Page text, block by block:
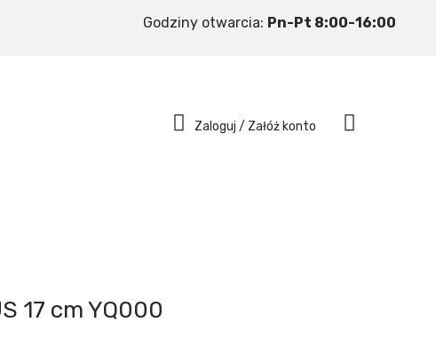
Godziny otwarcia: Pn-Pt 8:00-16:00
Zaloguj / Załóż konto
17 cm YQ000